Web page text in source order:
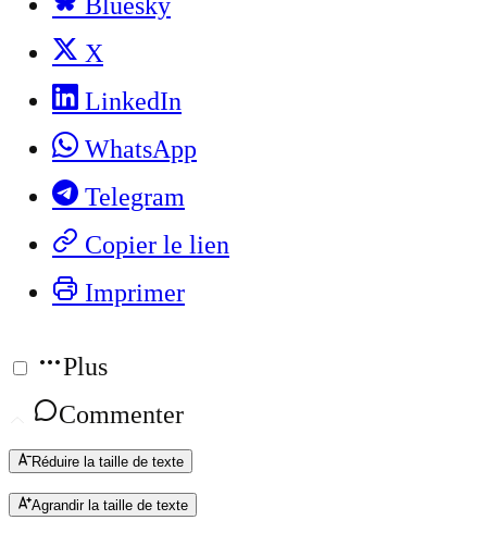
Bluesky
X
LinkedIn
WhatsApp
Telegram
Copier le lien
Imprimer
Plus
Commenter
Réduire la taille de texte
Agrandir la taille de texte